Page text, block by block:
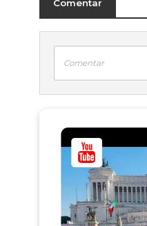
Comentar
Comentar